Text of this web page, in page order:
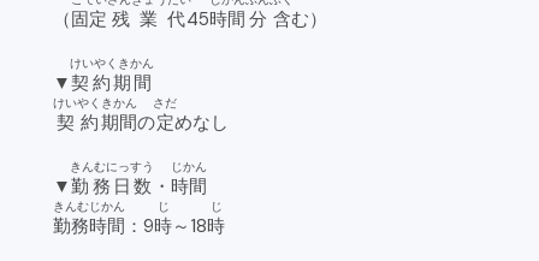
（固定 残業代45時間 分 含む）
▼契約期間
けいやくきかん
契約
けいやく
期間
きかん
の定
さだ
めなし
▼勤務日数
きんむにっすう
・ 時間
じかん
勤務
きんむ
時間
じかん
：9時
じ
～18時
じ